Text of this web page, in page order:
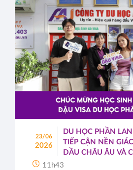
23/06
2026
DU HỌC PHẦN
TIẾP CẬN NỀN
ĐẦU CHÂU ÂU VÀ
TRIỂN TOÀN CẦU
11h43